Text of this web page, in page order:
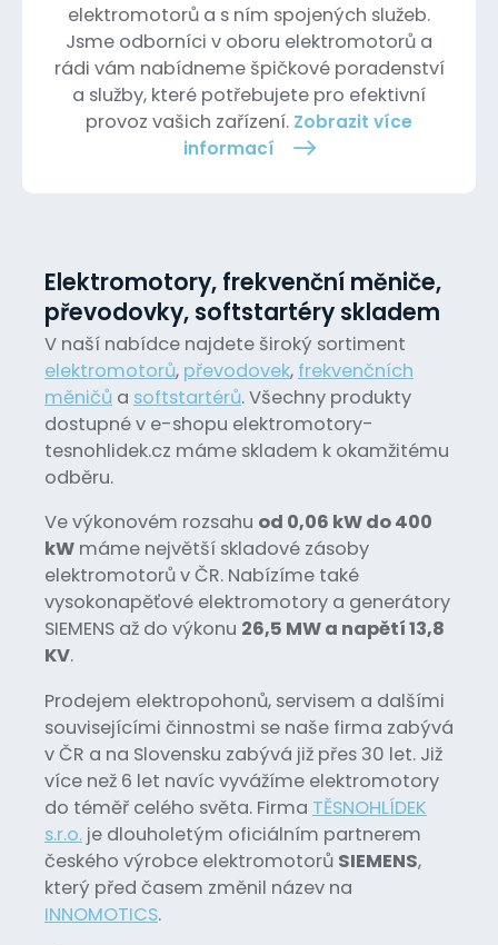
elektromotorů a s ním spojených služeb.
Jsme odborníci v oboru elektromotorů a
rádi vám nabídneme špičkové poradenství
a služby, které potřebujete pro efektivní
provoz vašich zařízení. Zobrazit více
informací
Elektromotory, frekvenční měniče,
převodovky, softstartéry skladem
V naší nabídce najdete široký sortiment
elektromotorů, převodovek, frekvenčních
měničů a softstartérů. Všechny produkty
dostupné v e-shopu elektromotory-
tesnohlidek.cz máme skladem k okamžitému
odběru.
Ve výkonovém rozsahu od 0,06 kW do 400
kW máme největší skladové zásoby
elektromotorů v ČR. Nabízíme také
vysokonapěťové elektromotory a generátory
SIEMENS až do výkonu 26,5 MW a napětí 13,8
KV.
Prodejem elektropohonů, servisem a dalšími
souvisejícími činnostmi se naše firma zabývá
v ČR a na Slovensku zabývá již přes 30 let. Již
více než 6 let navíc vyvážíme elektromotory
do téměř celého světa. Firma TĚSNOHLÍDEK
s.r.o. je dlouholetým oficiálním partnerem
českého výrobce elektromotorů SIEMENS,
který před časem změnil název na
INNOMOTICS.